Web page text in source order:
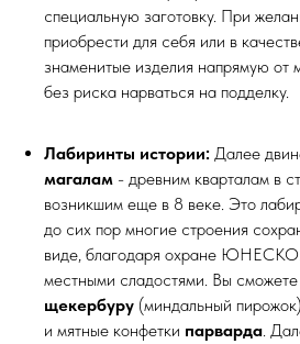
специальную заготовку. При
приобрести для себя или в
знаменитые изделия напрямую от
без риска нарваться на подделку.
Лабиринты истории: Далее
магалам - древним кварталам в
возникшим еще в 8 веке. Это
до сих пор многие строения
виде, благодаря охране ЮНЕСКО.
местными сладостями. Вы сможете
щекербуру (миндальный
и мятные конфетки парварда.